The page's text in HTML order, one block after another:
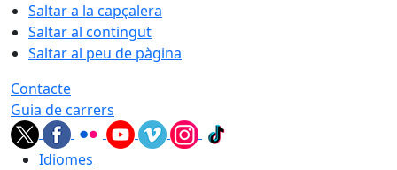
Saltar a la capçalera
Saltar al contingut
Saltar al peu de pàgina
Contacte
Guia de carrers
Idiomes